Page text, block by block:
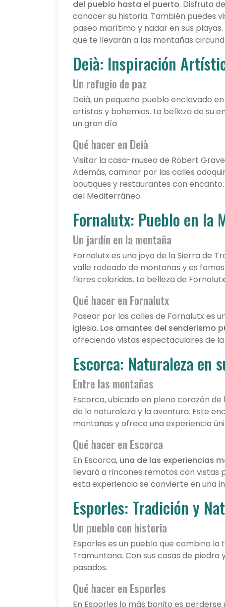
del pueblo hasta el puerto. Disfruta
conocer su historia. También puedes
paseo marítimo y nadar en sus
que te llevarán a las montañas
Deià: Inspiración
Un refugio de paz
Deià, un pequeño pueblo enclavado
artistas y bohemios. La belleza de su
un gran día
Qué hacer en Deià
Visitar la casa-museo de Robert
Además, caminar por las calles
boutiques y restaurantes con encanto.
del Mediterráneo.
Fornalutx: Pueblo en la
Un jardín en la montaña
Fornalutx es una joya de la Sierra de
valle rodeado de montañas y es
flores coloridas. La belleza de
Qué hacer en Fornalutx
Pasear por las calles de Fornalutx es
iglesia. Los amantes del senderismo
ofreciendo vistas espectaculares de
Escorca: Naturaleza en
Entre las montañas
Escorca, ubicado en pleno corazón
de la naturaleza y la aventura. Este
montañas y ofrece una experiencia
Qué hacer en Escorca
En Escorca, una de las experiencias
llevará a rincones remotos con vistas
esta experiencia se convierte en una
Esporles: Tradición y
Un pueblo con historia
Esporles es un pueblo que combina
Tramuntana. Con sus casas de
pasados.
Qué hacer en Esporles
En Esporles lo más bonito es